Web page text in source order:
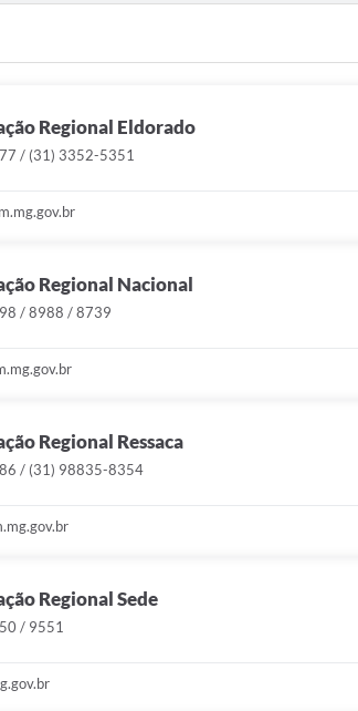
Regional Eldorado
/ (31) 3352-5351
Regional Nacional
/ 8988 / 8739
Regional Ressaca
/ (31) 98835-8354
Regional Sede
/ 9551